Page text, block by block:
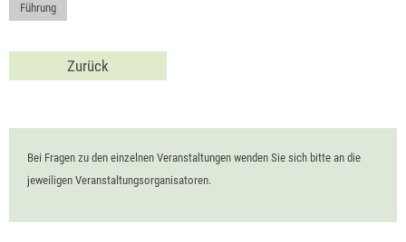
Führung
Zurück
Bei Fragen zu den einzelnen Veranstaltungen wenden Sie sich bitte an die
jeweiligen Veranstaltungsorganisatoren.